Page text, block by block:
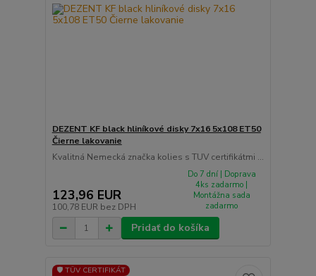
DEZENT KF black hliníkové disky 7x16 5x108 ET50
Čierne lakovanie
Kvalitná Nemecká značka kolies s TUV certifikátmi ...
123,96 EUR
100,78 EUR bez DPH
Do 7 dní | Doprava
4ks zadarmo |
Montážna sada
zadarmo
Pridať do košíka
🛡️ TÜV CERTIFIKÁT